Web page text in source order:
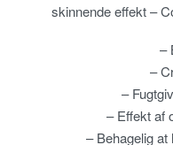
skinnende effekt –
–
–
–
– Effekt af
– Behagelig